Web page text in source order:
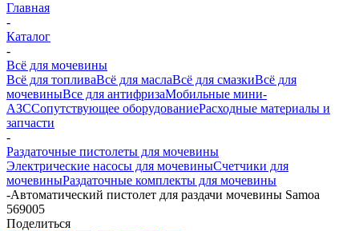
Главная
-
Каталог
-
Всё для мочевины
Всё для топливаВсё для маслаВсё для смазкиВсё для
мочевиныВсе для антифризаМобильные мини-
АЗССопутствующее оборудованиеРасходные материалы и
запчасти
-
Раздаточные пистолеты для мочевины
Электрические насосы для мочевиныСчетчики для
мочевиныРаздаточные комплекты для мочевины
-Автоматический пистолет для раздачи мочевины Samoa
569005
Поделиться